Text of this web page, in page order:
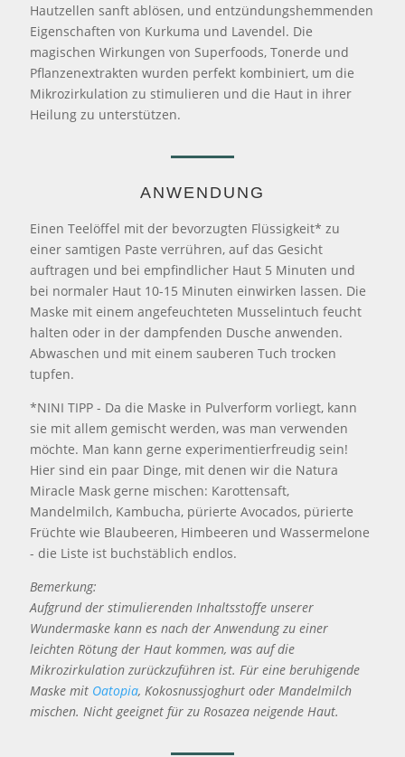
Hautzellen sanft ablösen, und entzündungshemmenden
Eigenschaften von Kurkuma und Lavendel. Die
magischen Wirkungen von Superfoods, Tonerde und
Pflanzenextrakten wurden perfekt kombiniert, um die
Mikrozirkulation zu stimulieren und die Haut in ihrer
Heilung zu unterstützen.
ANWENDUNG
Einen Teelöffel mit der bevorzugten Flüssigkeit* zu
einer samtigen Paste verrühren, auf das Gesicht
auftragen und bei empfindlicher Haut 5 Minuten und
bei normaler Haut 10-15 Minuten einwirken lassen. Die
Maske mit einem angefeuchteten Musselintuch feucht
halten oder in der dampfenden Dusche anwenden.
Abwaschen und mit einem sauberen Tuch trocken
tupfen.
*NINI TIPP - Da die Maske in Pulverform vorliegt, kann
sie mit allem gemischt werden, was man verwenden
möchte. Man kann gerne experimentierfreudig sein!
Hier sind ein paar Dinge, mit denen wir die Natura
Miracle Mask gerne mischen: Karottensaft,
Mandelmilch, Kambucha, pürierte Avocados, pürierte
Früchte wie Blaubeeren, Himbeeren und Wassermelone
- die Liste ist buchstäblich endlos.
Bemerkung:
Aufgrund der stimulierenden Inhaltsstoffe unserer
Wundermaske kann es nach der Anwendung zu einer
leichten Rötung der Haut kommen, was auf die
Mikrozirkulation zurückzuführen ist. Für eine beruhigende
Maske mit Oatopia, Kokosnussjoghurt oder Mandelmilch
mischen. Nicht geeignet für zu Rosazea neigende Haut.